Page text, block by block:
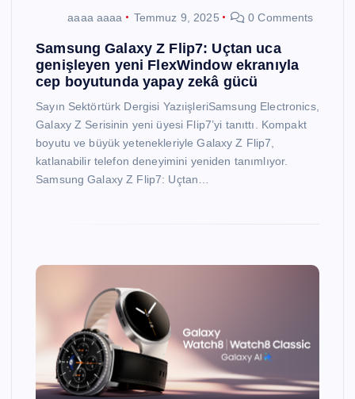
aaaa aaaa Temmuz 9, 2025 0 Comments
Samsung Galaxy Z Flip7: Uçtan uca
genişleyen yeni FlexWindow ekranıyla
cep boyutunda yapay zekâ gücü
Sayın Sektörtürk Dergisi YazıişleriSamsung Electronics,
Galaxy Z Serisinin yeni üyesi Flip7’yi tanıttı. Kompakt
boyutu ve büyük yetenekleriyle Galaxy Z Flip7,
katlanabilir telefon deneyimini yeniden tanımlıyor.
Samsung Galaxy Z Flip7: Uçtan…